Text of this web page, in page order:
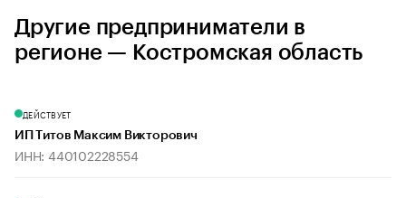
Другие предприниматели в
регионе — Костромская область
ДЕЙСТВУЕТ
ИП Титов Максим Викторович
ИНН: 440102228554